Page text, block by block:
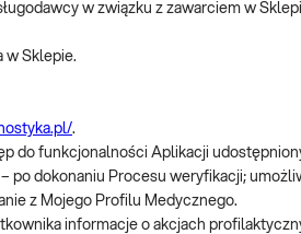
w związku z zawarciem w
w Sklepie.
.
do funkcjonalności Aplikacji
dokonaniu Procesu weryfikacji;
z Mojego Profilu Medycznego.
informacje o akcjach